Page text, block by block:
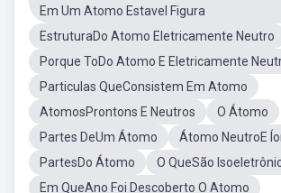
Em Um Atomo Estavel Figura
EstruturaDo Atomo Eletricamente Neutro
Porque ToDo Atomo E Eletricamente
Particulas QueConsistem Em Atomo
AtomosProntons E Neutros
O Átomo
Partes DeUm Átomo
Átomo NeutroE
PartesDo Átomo
O QueSão
Em QueAno Foi Descoberto O Atomo